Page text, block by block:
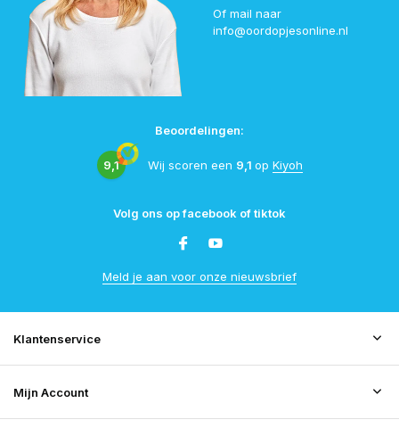
Of mail naar
info@oordopjesonline.nl
Beoordelingen:
9,1 Wij scoren een 9,1 op Kiyoh
Volg ons op facebook of tiktok
Meld je aan voor onze nieuwsbrief
Klantenservice
Mijn Account